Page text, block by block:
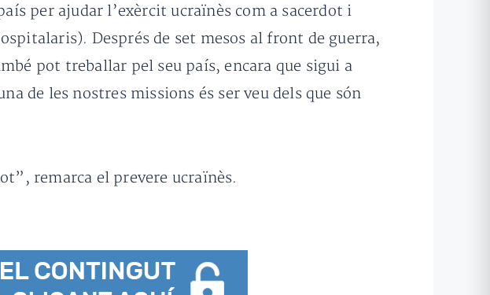
per ajudar l’exèrcit ucraïnès com a sacerdot i
Després de set mesos al front de guerra,
pot treballar pel seu país, encara que sigui a
de les nostres missions és ser veu dels que són
remarca el prevere ucraïnès.